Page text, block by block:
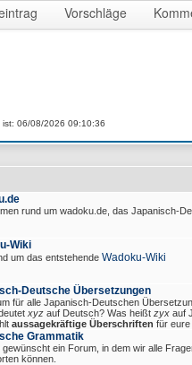
Vorschläge
ist: 06/08/2026 09:10:36
rund um wadoku.de, das Japanisch-
Wiki
um das entstehende Wadoku-Wiki
Deutsche Übersetzungen
für alle Japanisch-Deutschen
xyz auf Deutsch? Was heißt zyx auf
aussagekräftige Überschriften für eure
Grammatik
gewünscht ein Forum, in dem wir alle
können.